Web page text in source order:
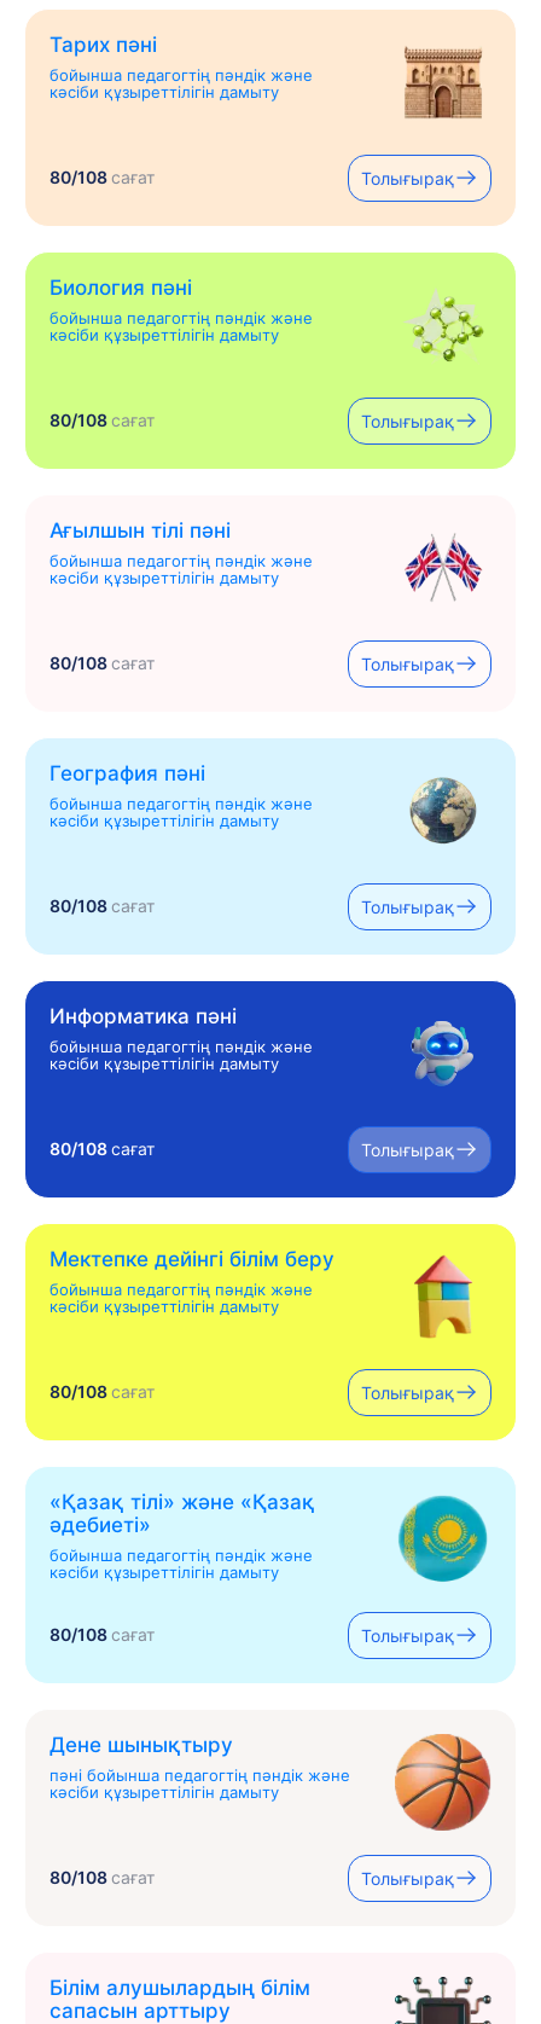
Тарих пәні
бойынша педагогтің пәндік және
кәсіби құзыреттілігін дамыту
80/108сағат Толығырақ
Биология пәні
бойынша педагогтің пәндік және
кәсіби құзыреттілігін дамыту
80/108сағат Толығырақ
Ағылшын тілі пәні
бойынша педагогтің пәндік және
кәсіби құзыреттілігін дамыту
80/108сағат Толығырақ
География пәні
бойынша педагогтің пәндік және
кәсіби құзыреттілігін дамыту
80/108сағат Толығырақ
Информатика пәні
бойынша педагогтің пәндік және
кәсіби құзыреттілігін дамыту
80/108сағат Толығырақ
Мектепке дейінгі білім беру
бойынша педагогтің пәндік және
кәсіби құзыреттілігін дамыту
80/108сағат Толығырақ
«Қазақ тілі» жəне «Қазақ
əдебиеті»
бойынша педагогтің пәндік және
кәсіби құзыреттілігін дамыту
80/108сағат Толығырақ
Дене шынықтыру
пәні бойынша педагогтің пәндік және
кәсіби құзыреттілігін дамыту
80/108сағат Толығырақ
Білім алушылардың білім
сапасын арттыру